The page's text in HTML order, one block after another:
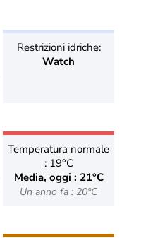
Restrizioni idriche:
Watch
Temperatura normale
: 19°C
Media, oggi : 21°C
Un anno fa : 20°C